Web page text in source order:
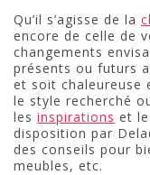
Qu’il s’agisse de la
encore de celle de
changements
présents ou futurs
et soit chaleureuse
le style recherché
les inspirations et
disposition par
des conseils pour
meubles, etc.